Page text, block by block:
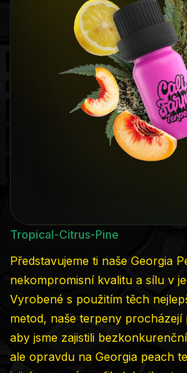
Tropical-Citrus-Pine
Představujeme ti naše Georgia
nekompromisní kvalitu a sílu v
Vyrobené s použitím těch
metod, naše terpeny procházejí
aby jsme zajistili
ale opravdu na Georgia peach